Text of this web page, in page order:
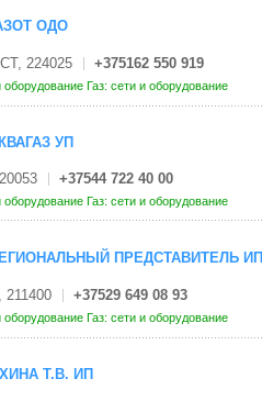
ОДО
224025 +375162 550 919
оборудование Газ: сети и оборудование
УП
+37544 722 40 00
оборудование Газ: сети и оборудование
ПРЕДСТАВИТЕЛЬ
+37529 649 08 93
оборудование Газ: сети и оборудование
Т.В. ИП